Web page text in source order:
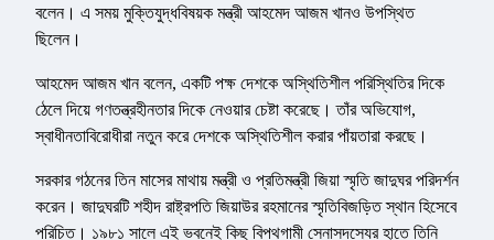
বলেন। এ সময় মুক্তিযুদ্ধবিষয়ক মন্ত্রী আহমেদ আজম খানও উপস্থিত
ছিলেন।
আহমেদ আজম খান বলেন, একটি পক্ষ দেশকে অস্থিতিশীল পরিস্থিতির দিকে
ঠেলে দিয়ে গণতন্ত্রহীনতার দিকে নেওয়ার চেষ্টা করেছে। তাঁর অভিযোগ,
স্বাধীনতাবিরোধীরা নতুন করে দেশকে অস্থিতিশীল করার পাঁয়তারা করছে।
সরকার গঠনের তিন মাসের মাথায় মন্ত্রী ও প্রতিমন্ত্রী জিয়া স্মৃতি জাদুঘর পরিদর্শন
করেন। জাদুঘরটি শহীদ রাষ্ট্রপতি জিয়াউর রহমানের স্মৃতিবিজড়িত স্থান হিসেবে
পরিচিত। ১৯৮১ সালে এই ভবনেই কিছু বিপথগামী সেনাসদস্যের হাতে তিনি